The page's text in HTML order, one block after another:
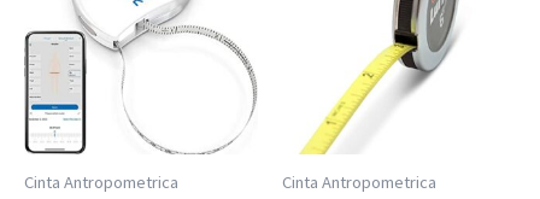
Cinta Antropometrica Cinta Antropometrica